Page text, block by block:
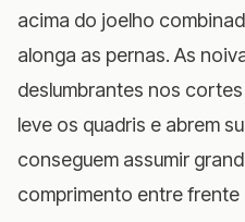
acima do joelho
alonga as pernas. As
deslumbrantes nos
leve os quadris e abrem
conseguem assumir
comprimento entre